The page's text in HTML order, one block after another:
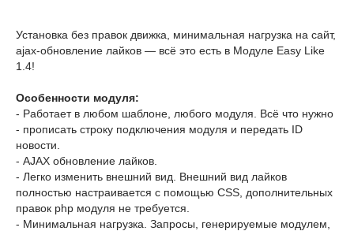
Установка без правок движка, минимальная нагрузка на сайт,
ajax-обновление лайков — всё это есть в Модуле Easy Like
1.4!
Особенности модуля:
- Работает в любом шаблоне, любого модуля. Всё что нужно
- прописать строку подключения модуля и передать ID
новости.
- AJAX обновление лайков.
- Легко изменить внешний вид. Внешний вид лайков
полностью настраивается с помощью CSS, дополнительных
правок php модуля не требуется.
- Минимальная нагрузка. Запросы, генерируемые модулем,